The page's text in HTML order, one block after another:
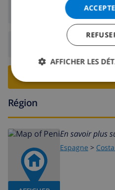
Arrivée:De
Départ:
Région
En savoir plus
Espagne >
AFFICHER LES